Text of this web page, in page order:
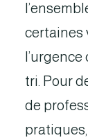
certaines
tri. Pour
de